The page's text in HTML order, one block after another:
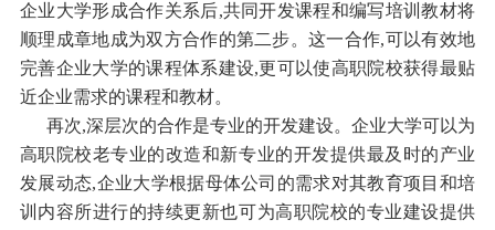
企业大学形成合作关系后,共同开发课程和编写培训教材将
顺理成章地成为双方合作的第二步。这一合作,可以有效地
完善企业大学的课程体系建设,更可以使高职院校获得最贴
近企业需求的课程和教材。
再次,深层次的合作是专业的开发建设。企业大学可以为
高职院校老专业的改造和新专业的开发提供最及时的产业
发展动态,企业大学根据母体公司的需求对其教育项目和培
训内容所进行的持续更新也可为高职院校的专业建设提供